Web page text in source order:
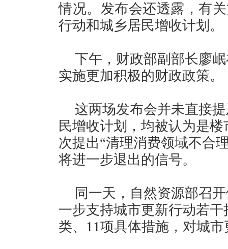
情况。发布会还透露，有
行动和城乡居民增收计划。
下午，财政部副部长廖
实施更加积极的财政政策。
这两场发布会并未直接
民增收计划，均被认为是
次提出“清理消费领域不合
将进一步退出的信号。
同一天，自然资源部召
一步支持城市更新行动若
类、11项具体措施，对城